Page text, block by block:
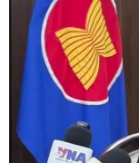
Giá dầu tăng
kế hoạch mở
07/08/2026 08:58